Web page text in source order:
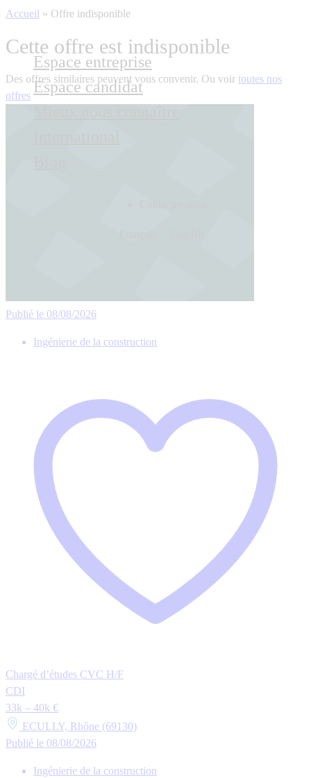
Espace entreprise
Espace candidat
Accueil » Offre indisponible
Cette offre est indisponible
Des offres similaires peuvent vous convenir. Ou voir toutes nos
offres
Publié le 08/08/2026
Ingénierie de la construction
Chargé d’études CVC H/F
CDI
33k – 40k €
ECULLY, Rhône (69130)
Publié le 08/08/2026
Ingénierie de la construction